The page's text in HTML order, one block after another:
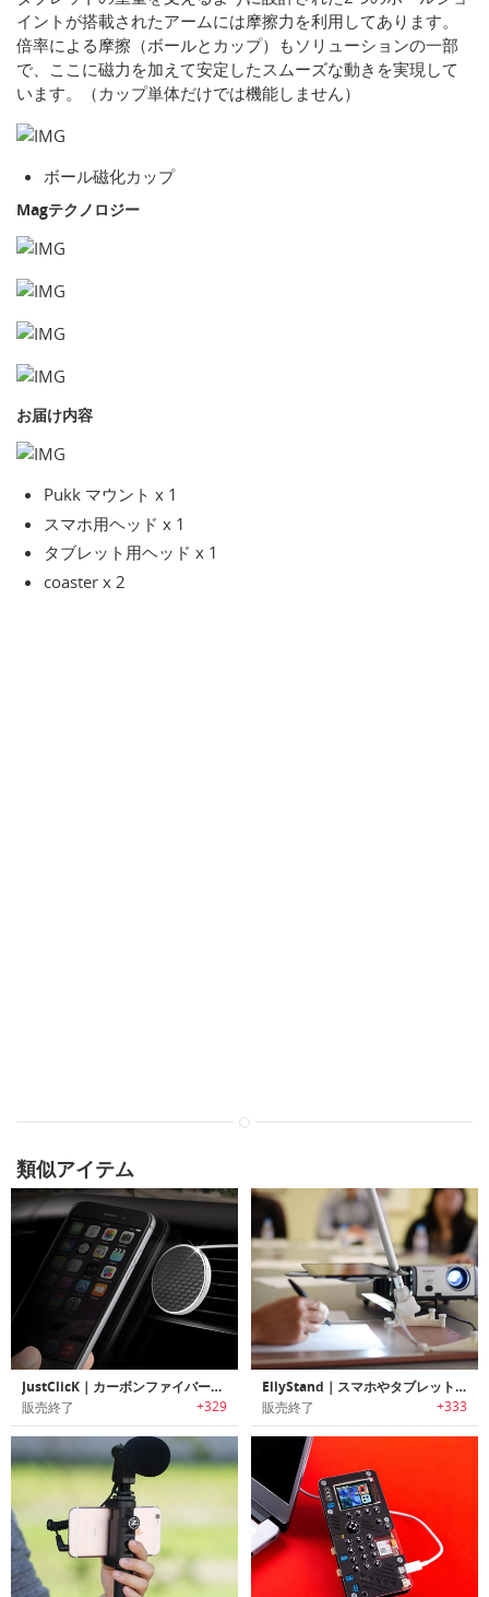
イントが搭載されたアームには摩擦力を利用してあります。
倍率による摩擦（ボールとカップ）もソリューションの一部
で、ここに磁力を加えて安定したスムーズな動きを実現して
います。（カップ単体だけでは機能しません）
ボール磁化カップ
Magテクノロジー
お届け内容
Pukk マウント x 1
スマホ用ヘッド x 1
タブレット用ヘッド x 1
coaster x 2
類似アイテム
JustClicK｜カーボンファイバー製マグネットカーマウント「ジャストクリック」
販売終了 +329
EllyStand｜スマホやタブレットをスキャナー/マイクロスコープに変身させるデバイススタンド「エリースタンド」
販売終了 +333